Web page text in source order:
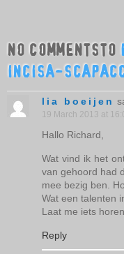
NO COMMENTSTO
INCISA-
lia boeijen
19 March 2013 at
Hallo Richard,
Wat vind ik het
van gehoord had
mee bezig ben.
Wat een talenten
Laat me iets
Reply